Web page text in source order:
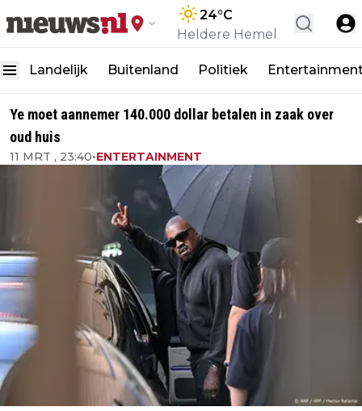
24°C
Heldere Hemel
Landelijk Buitenland Politiek
Ye moet aannemer 140.000 dollar betalen in zaak over
oud huis
11 MRT , 23:40•ENTERTAINMENT